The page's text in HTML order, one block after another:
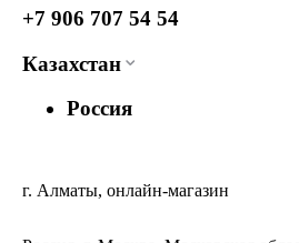
+7 906 707 54 54
Казахстан
Россия
г. Алматы, онлайн-магазин